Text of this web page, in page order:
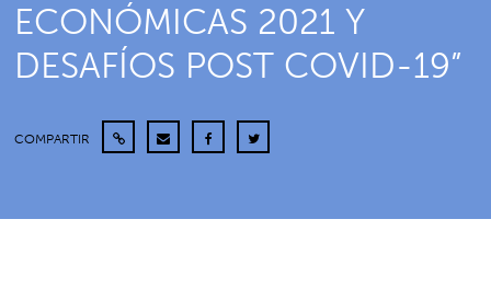
ECONÓMICAS 2021 Y
DESAFÍOS POST COVID-19”
COMPARTIR